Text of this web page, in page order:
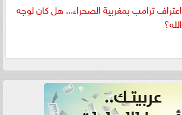
اعتراف ترامب بمغربية الصحراء... هل كان لوجه
الله؟